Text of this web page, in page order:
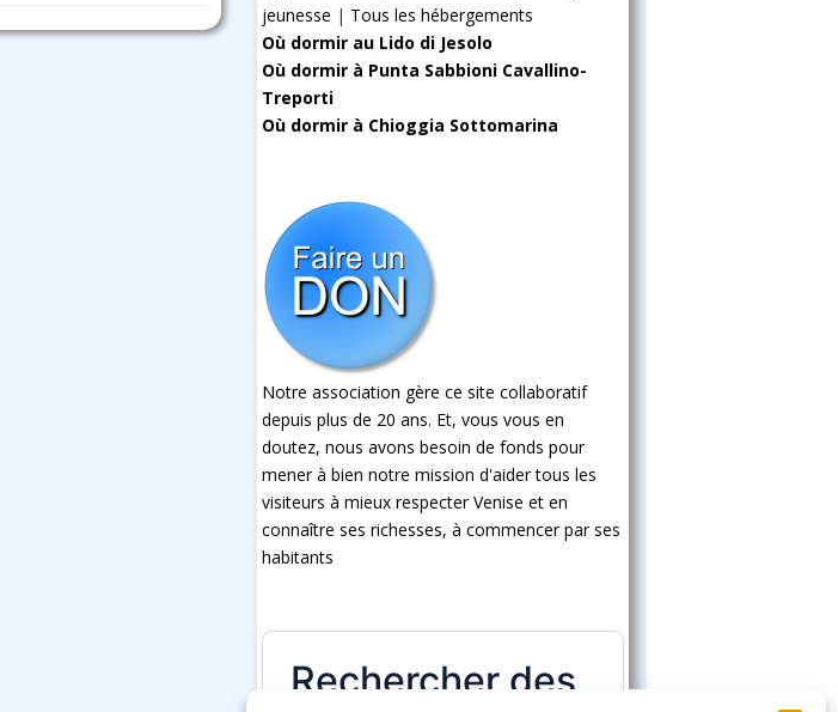
jeunesse | Tous les hébergements
Où dormir au Lido di Jesolo
Où dormir à Punta Sabbioni Cavallino-
Treporti
Où dormir à Chioggia Sottomarina
Notre association gère ce site collaboratif
depuis plus de 20 ans. Et, vous vous en
doutez, nous avons besoin de fonds pour
mener à bien notre mission d'aider tous les
visiteurs à mieux respecter Venise et en
connaître ses richesses, à commencer par ses
habitants